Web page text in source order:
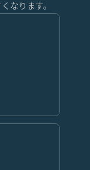
なります。